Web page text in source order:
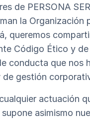
de PERSONA
la
queremos
Código Ético y
conducta que nos
de gestión
actuación
asimismo